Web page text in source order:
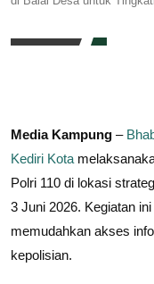
Media Kampung –
Kediri Kota
Polri 110 di lokasi
3 Juni 2026. Kegiatan
memudahkan akses
kepolisian.